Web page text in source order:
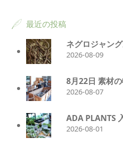
最近の投稿
ネグロジャン
2026-08-09
8月22日 素材の
2026-08-07
ADA PLANTS
2026-08-01